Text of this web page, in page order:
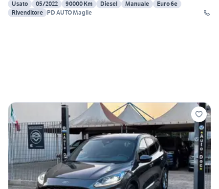
Usato
05/2022 90000 Km Diesel Manuale
Euro 6e
Rivenditore PD AUTO Maglie